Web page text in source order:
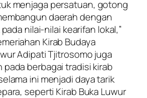
menjaga persatuan, gotong
daerah dengan
nilai-nilai kearifan lokal,”
Kirab Budaya
Adipati Tjitrosomo juga
berbagai tradisi kirab
ini menjadi daya tarik
seperti Kirab Buka Luwur